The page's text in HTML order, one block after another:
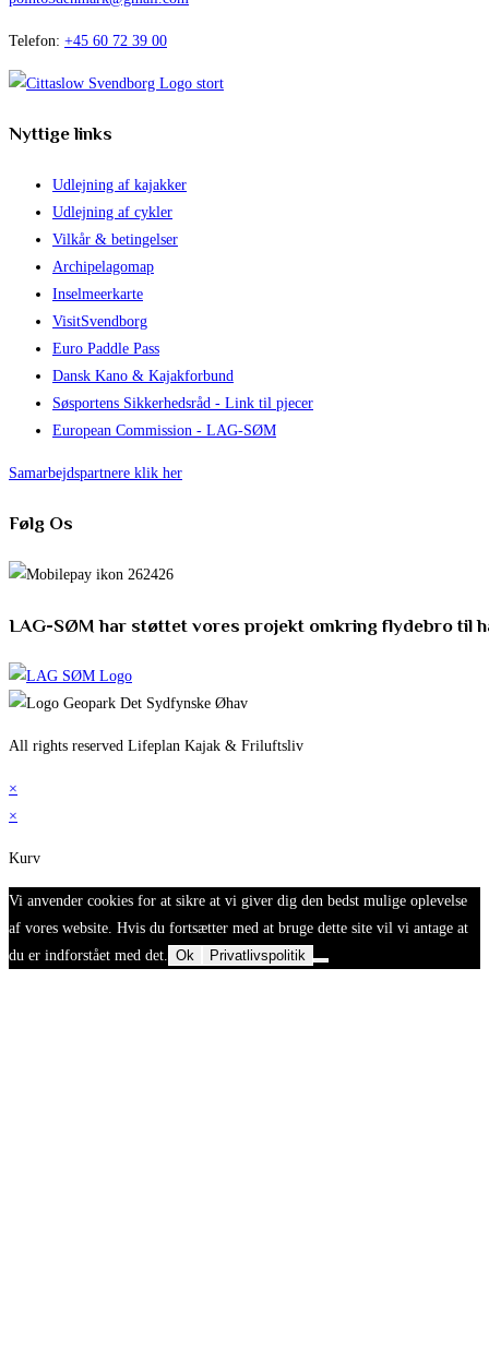
Telefon: +45 60 72 39 00
Nyttige links
Udlejning af kajakker
Udlejning af cykler
Vilkår & betingelser
Archipelagomap
Inselmeerkarte
VisitSvendborg
Euro Paddle Pass
Dansk Kano & Kajakforbund
Søsportens Sikkerhedsråd - Link til pjecer
European Commission - LAG-SØM
Samarbejdspartnere klik her
Følg Os
LAG-SØM har støttet vores projekt omkring flydebro til
All rights reserved Lifeplan Kajak & Friluftsliv
×
×
Kurv
Vi anvender cookies for at sikre at vi giver dig den bedst mulige oplevelse
af vores website. Hvis du fortsætter med at bruge dette site vil vi antage at
du er indforstået med det. Ok Privatlivspolitik